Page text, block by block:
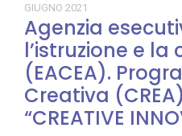
GIUGNO 2021
Agenzia
l’istruzione e la
(EACEA).
Creativa
“CREATIVE